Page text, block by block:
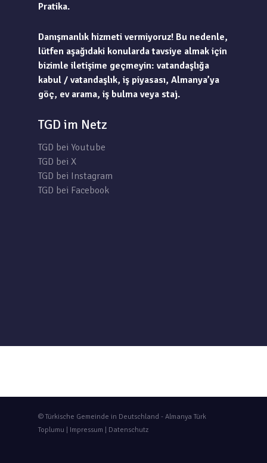
Pratika.
Danışmanlık hizmeti vermiyoruz! Bu nedenle,
lütfen aşağıdaki konularda tavsiye almak için
bizimle iletişime geçmeyin: vatandaşlığa
kabul / vatandaşlık, iş piyasası, Almanya’ya
göç, ev arama, iş bulma veya staj.
TGD im Netz
TGD bei Youtube
TGD bei X
TGD bei Instagram
TGD bei Facebook
© Türkische Gemeinde in Deutschland - Almanya Türk
Toplumu | Impressum Datenschutz